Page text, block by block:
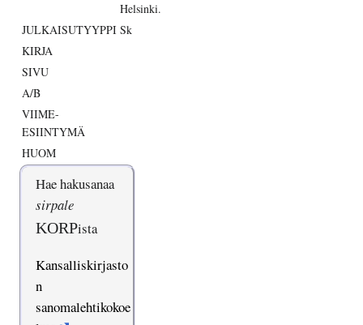
Helsinki.
JULKAISUTYYPPI Sk
KIRJA
SIVU
A/B
VIIME-
ESIINTYMÄ
HUOM
Hae hakusanaa
sirpale
KORPista
Kansalliskirjasto
n
sanomalehtikokoe